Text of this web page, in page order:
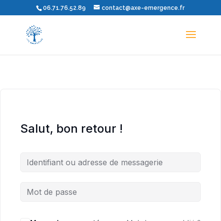
06.71.76.52.89 contact@axe-emergence.fr
Salut, bon retour !